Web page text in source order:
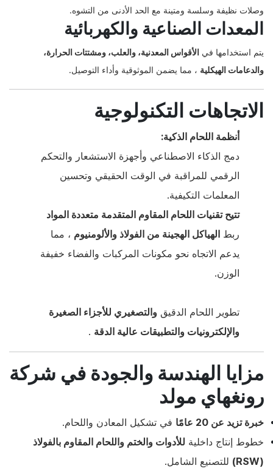
وصلات نظيفة وسلسة ومتينة مع الحد الأدنى من التشوه.
المعدات الصناعية والكهربائية
يتم استخدامها في الأقواس المعدنية، والعلب، ومشتتات الحرارة،
والدعامات الهيكلية ، مما يضمن الموثوقية وأداء التوصيل.
الاتجاهات التكنولوجية
أنظمة اللحام الذكية:
دمج الذكاء الاصطناعي وأجهزة الاستشعار والتحكم
الرقمي للمراقبة في الوقت الحقيقي وتحسين
المعلمات التكيفية.
تتيح تقنيات اللحام المقاوم المتقدمة متعددة المواد
ربط الهياكل الهجينة من الفولاذ والألومنيوم ، مما
يدعم الاتجاه نحو مكونات المركبات والفضاء خفيفة
الوزن.
تطوير اللحام الدقيق والتصغيري للأجزاء الصغيرة
والإلكترونيات والتطبيقات عالية الدقة .
مزايا الهندسة والجودة في شركة
رونغهاي مولد
خبرة تزيد عن 20 عامًا
في تشكيل المعادن واللحام.
خطوط إنتاج داخلية للأدوات والختم واللحام المقاوم بالفولاذ
(RSW)
للتصنيع الشامل.